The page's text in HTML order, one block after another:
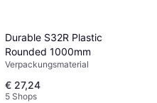
Durable S32R Plastic
Rounded 1000mm
Verpackungsmaterial
€ 27,24
5 Shops